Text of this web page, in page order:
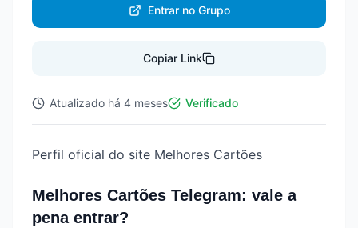
Entrar no Grupo
Copiar Link
Atualizado há 4 meses Verificado
Perfil oficial do site Melhores Cartões
Melhores Cartões Telegram: vale a
pena entrar?